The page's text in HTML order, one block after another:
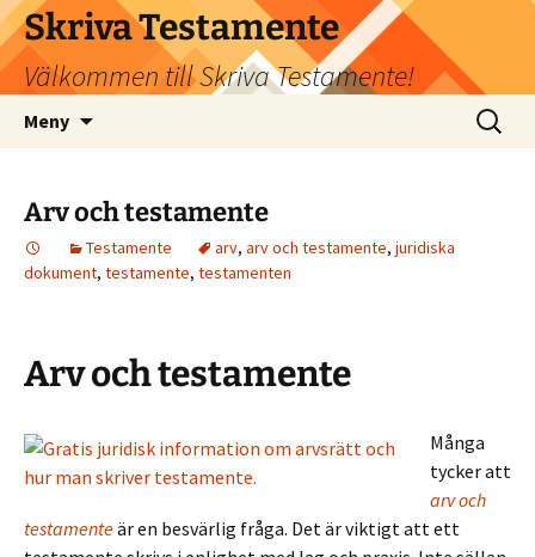
Hoppa
till
innehåll
Skriva Testamente
Välkommen till Skriva Testamente!
Meny
Sök
efter:
Arv och testamente
Testamente arv, arv och testamente, juridiska
dokument, testamente, testamenten
Arv och testamente
Många
tycker att
arv och
testamenteär en besvärlig fråga. Det är viktigt att ett